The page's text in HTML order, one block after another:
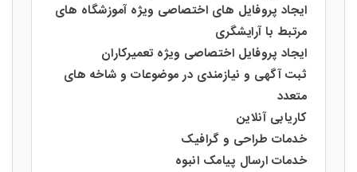
ایجاد پروفایل های اختصاصی ویژه آموزشگاه های
مرتبط با آرایشگری
ایجاد پروفایل اختصاصی ویژه تعمیرکاران
ثبت آگهی و نیازمندی در موضوعات و شاخه های
متعدد
کاریابی آنلاین
خدمات طراحی و گرافیک
خدمات ارسال پیامک انبوه